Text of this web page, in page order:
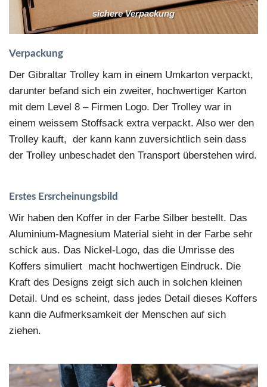
sichere Verpackung
Verpackung
Der Gibraltar Trolley kam in einem Umkarton verpackt,
darunter befand sich ein zweiter, hochwertiger Karton
mit dem Level 8 – Firmen Logo. Der Trolley war in
einem weissem Stoffsack extra verpackt. Also wer den
Trolley kauft, der kann kann zuversichtlich sein dass
der Trolley unbeschadet den Transport überstehen wird.
Erstes Ersrcheinungsbild
Wir haben den Koffer in der Farbe Silber bestellt. Das
Aluminium-Magnesium Material sieht in der Farbe sehr
schick aus. Das Nickel-Logo, das die Umrisse des
Koffers simuliert macht hochwertigen Eindruck. Die
Kraft des Designs zeigt sich auch in solchen kleinen
Detail. Und es scheint, dass jedes Detail dieses Koffers
kann die Aufmerksamkeit der Menschen auf sich
ziehen.